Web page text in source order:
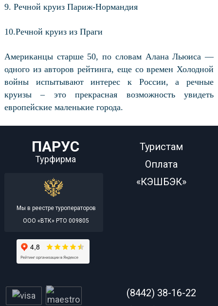
9. Речной круиз Париж-Нормандия
10.Речной круиз из Праги
Американцы старше 50, по словам Алана Льюиса —
одного из авторов рейтинга, еще со времен Холодной
войны испытывают интерес к России, а речные
круизы – это прекрасная возможность увидеть
европейские маленькие города.
ПАРУС
Турфирма
Мы в реестре туроператоров
ООО «ВТК» РТО 009805
Туристам
Оплата
«КЭШБЭК»
(8442) 38-16-22